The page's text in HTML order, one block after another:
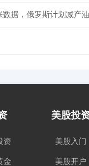
据，俄罗斯计划减产
资
金
美股投
美股入门
美股开户